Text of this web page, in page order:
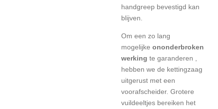
handgreep bevestigd kan
blijven.
Om een ​​zo lang
mogelijke ononderbroken
werking te garanderen ,
hebben we de kettingzaag
uitgerust met een
voorafscheider. Grotere
vuildeeltjes bereiken het